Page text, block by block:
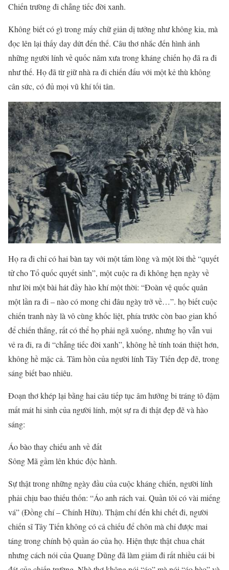
Chiến trường đi chẳng tiếc đời xanh.
Không biết có gì trong mấy chữ giản dị tưởng như không kia, mà
đọc lên lại thấy day dứt đến thế. Câu thơ nhắc đến hình ảnh
những người lính về quốc năm xưa trong kháng chiến họ đã ra đi
như thế. Họ đã từ giữ nhà ra đi chiến đấu với một kẻ thù không
cân sức, có đủ mọi vũ khí tối tân.
Họ ra đi chỉ có hai bàn tay với một tấm lòng và một lời thề “quyết
tử cho Tổ quốc quyết sinh”, một cuộc ra đi không hẹn ngày về
như lời một bài hát đầy hào khí một thời: “Đoàn vệ quốc quân
một lần ra đi – nào có mong chi đâu ngày trở về…”. họ biết cuộc
chiến tranh này là vô cùng khốc liệt, phía trước còn bao gian khổ
để chiến thắng, rất có thể họ phải ngã xuống, nhưng họ vẫn vui
vẻ ra đi, ra đi “chẳng tiếc đời xanh”, không hề tính toán thiệt hơn,
không hề mặc cả. Tâm hồn của người lính Tây Tiến đẹp đẽ, trong
sáng biết bao nhiêu.
Đoạn thơ khép lại bằng hai câu tiếp tục âm hưởng bi tráng tô đậm
mất mát hi sinh của người lính, một sự ra đi thật đẹp đẽ và hào
sáng:
Áo bào thay chiếu anh về đất
Sông Mã gầm lên khúc độc hành.
Sự thật trong những ngày đầu của cuộc kháng chiến, người lính
phải chịu bao thiếu thốn: “Áo anh rách vai. Quần tôi có vài miếng
vá” (Đồng chí – Chính Hữu). Thậm chí đến khi chết đi, người
chiến sĩ Tây Tiến không có cả chiếu để chôn mà chỉ được mai
táng trong chính bộ quần áo của họ. Hiện thực thật chua chát
nhưng cách nói của Quang Dũng đã làm giảm đi rất nhiều cái bi